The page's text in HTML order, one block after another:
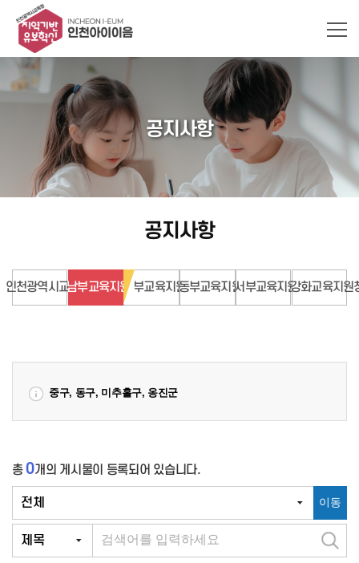
공지사항
공지사항
인천광역시교육청남부교육지원청북부교육지원청동부교육지원청서부교육지원청강화교육지원
중구, 동구, 미추홀구, 옹진군
총0개 의 게시물이 등록되어 있습니다.
이동
검
색